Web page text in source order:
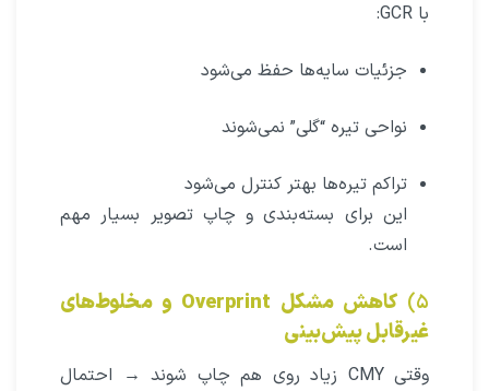
با GCR:
جزئیات سایه‌ها حفظ می‌شود
نواحی تیره “گلی” نمی‌شوند
تراکم تیره‌ها بهتر کنترل می‌شود
این برای بسته‌بندی و چاپ تصویر بسیار مهم
است.
۵)
کاهش مشکل Overprint و مخلوط‌های
غیرقابل پیش‌بینی
وقتی CMY زیاد روی هم چاپ شوند → احتمال